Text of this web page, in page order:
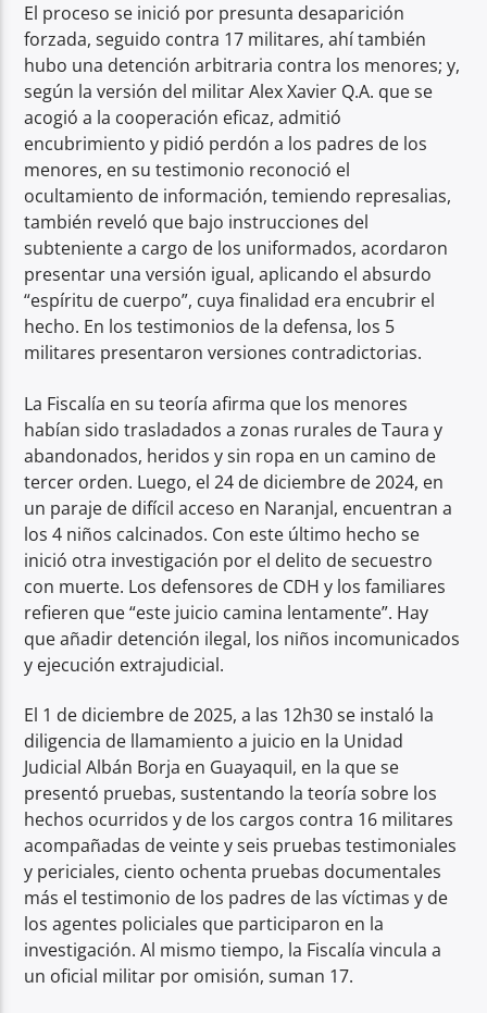
El proceso se inició por presunta desaparición
forzada, seguido contra 17 militares, ahí también
hubo una detención arbitraria contra los menores; y,
según la versión del militar Alex Xavier Q.A. que se
acogió a la cooperación eficaz, admitió
encubrimiento y pidió perdón a los padres de los
menores, en su testimonio reconoció el
ocultamiento de información, temiendo represalias,
también reveló que bajo instrucciones del
subteniente a cargo de los uniformados, acordaron
presentar una versión igual, aplicando el absurdo
“espíritu de cuerpo”, cuya finalidad era encubrir el
hecho. En los testimonios de la defensa, los 5
militares presentaron versiones contradictorias.
La Fiscalía en su teoría afirma que los menores
habían sido trasladados a zonas rurales de Taura y
abandonados, heridos y sin ropa en un camino de
tercer orden. Luego, el 24 de diciembre de 2024, en
un paraje de difícil acceso en Naranjal, encuentran a
los 4 niños calcinados. Con este último hecho se
inició otra investigación por el delito de secuestro
con muerte. Los defensores de CDH y los familiares
refieren que “este juicio camina lentamente”. Hay
que añadir detención ilegal, los niños incomunicados
y ejecución extrajudicial.
El 1 de diciembre de 2025, a las 12h30 se instaló la
diligencia de llamamiento a juicio en la Unidad
Judicial Albán Borja en Guayaquil, en la que se
presentó pruebas, sustentando la teoría sobre los
hechos ocurridos y de los cargos contra 16 militares
acompañadas de veinte y seis pruebas testimoniales
y periciales, ciento ochenta pruebas documentales
más el testimonio de los padres de las víctimas y de
los agentes policiales que participaron en la
investigación. Al mismo tiempo, la Fiscalía vincula a
un oficial militar por omisión, suman 17.